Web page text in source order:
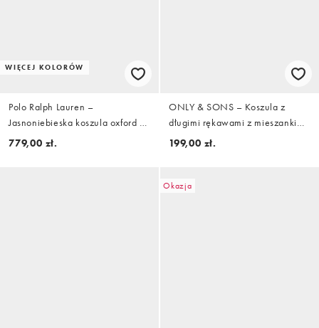
WIĘCEJ KOLORÓW
Polo Ralph Lauren –
Jasnoniebieska koszula oxford o
dopasowanym kroju
779,00 zł.
ONLY & SONS – Koszula z
długimi rękawami z mieszanki
lnu w beżowe paski
199,00 zł.
Okazja